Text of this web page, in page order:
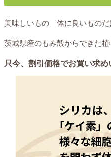
美味しいもの 体に良いものだ
茨城県産のもみ殻からできた植
只今、割引価格でお買い求め